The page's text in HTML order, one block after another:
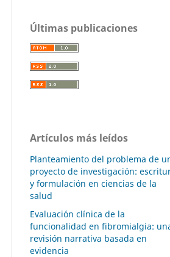
Últimas publicaciones
Artículos más leídos
Planteamiento del problema de
proyecto de investigación:
y formulación en ciencias de la
salud
Evaluación clínica de la
funcionalidad en fibromialgia:
revisión narrativa basada en
evidencia